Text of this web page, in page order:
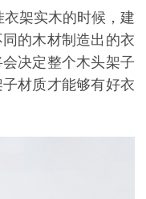
架实木的时候，建
的木材制造出的衣
决定整个木头架子
材质才能够有好衣